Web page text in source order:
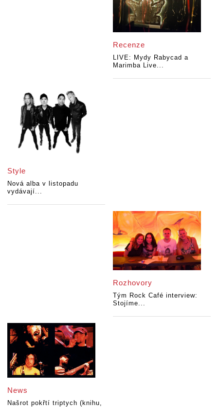
Recenze
LIVE: Mydy Rabycad a
Marimba Live...
Style
Nová alba v listopadu
vydávají...
Rozhovory
Tým Rock Café interview:
Stojíme...
News
Našrot pokřtí triptych (knihu,